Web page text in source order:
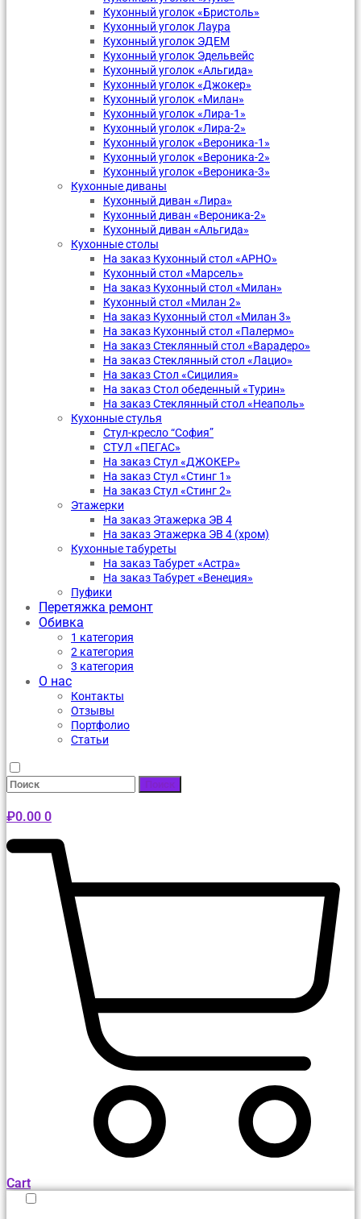
Кухонный уголок «Бристоль»
Кухонный уголок Лаура
Кухонный уголок ЭДЕМ
Кухонный уголок Эдельвейс
Кухонный уголок «Альгида»
Кухонный уголок «Джокер»
Кухонный уголок «Милан»
Кухонный уголок «Лира-1»
Кухонный уголок «Лира-2»
Кухонный уголок «Вероника-1»
Кухонный уголок «Вероника-2»
Кухонный уголок «Вероника-3»
Кухонные диваны
Кухонный диван «Лира»
Кухонный диван «Вероника-2»
Кухонный диван «Альгида»
Кухонные столы
На заказ Кухонный стол «АРНО»
Кухонный стол «Марсель»
На заказ Кухонный стол «Милан»
Кухонный стол «Милан 2»
На заказ Кухонный стол «Милан 3»
На заказ Кухонный стол «Палермо»
На заказ Стеклянный стол «Варадеро»
На заказ Стеклянный стол «Лацио»
На заказ Стол «Сицилия»
На заказ Стол обеденный «Турин»
На заказ Стеклянный стол «Неаполь»
Кухонные стулья
Стул-кресло “София”
CТУЛ «ПЕГАС»
На заказ Стул «ДЖОКЕР»
На заказ Стул «Стинг 1»
На заказ Стул «Стинг 2»
Этажерки
На заказ Этажерка ЭВ 4
На заказ Этажерка ЭВ 4 (хром)
Кухонные табуреты
На заказ Табурет «Астра»
На заказ Табурет «Венеция»
Пуфики
Перетяжка ремонт
Обивка
1 категория
2 категория
3 категория
О нас
Контакты
Отзывы
Портфолио
Статьи
Поиск
₽0.00 0
Cart